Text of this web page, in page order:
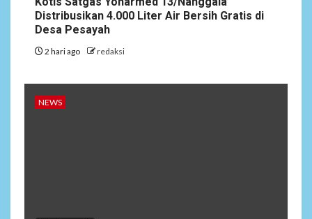
Distribusikan 4.000 Liter Air Bersih Gratis di
Desa Pesayah
2 hari ago redaksi
NEWS